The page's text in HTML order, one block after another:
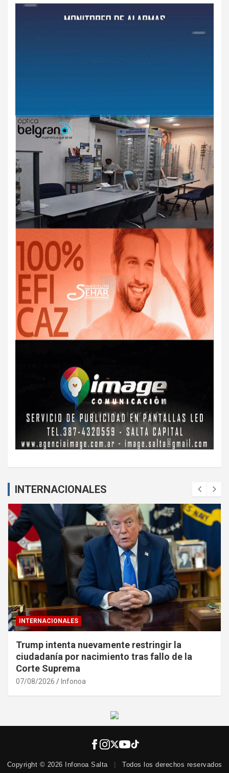
INTERNACIONALES
INTERNACIONALES
Trump intenta nuevamente restringir la
ciudadanía por nacimiento tras fallo de la
Corte Suprema
07/08/2026 Infonoa
Copyright © 2026 Infonoa Salta Todos los derechos reservados